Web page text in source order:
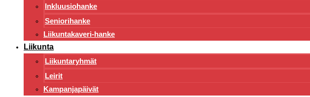
Inkluusiohanke
Seniorihanke
Liikuntakaveri-hanke
Liikunta
Liikuntaryhmät
Leirit
Kampanjapäivät